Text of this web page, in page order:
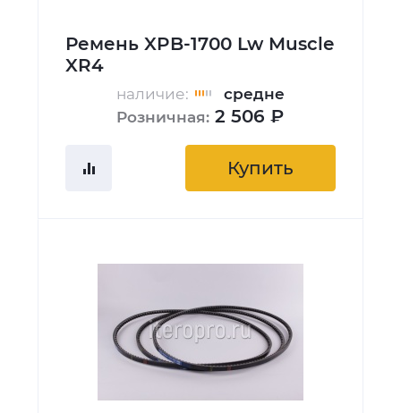
Ремень XPB-1700 Lw Muscle
XR4
наличие:
средне
Розничная: 2 506 ₽
Купить